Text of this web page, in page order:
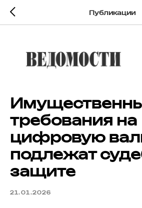
Публикации
требования на
цифровую
подлежат
защите
21.01.2026